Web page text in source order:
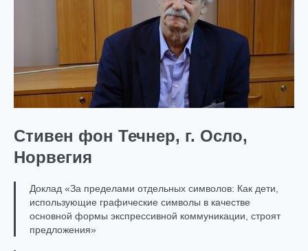
Стивен фон Течнер, г. Осло,
Норвегия
Доклад «За пределами отдельных символов: Как дети,
использующие графические символы в качестве
основной формы экспрессивной коммуникации, строят
предложения»